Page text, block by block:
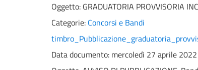
Oggetto: GRADUATORIA PROVVISORIA
Categorie: Concorsi e Bandi
Data documento: mercoledì 27 aprile 2022